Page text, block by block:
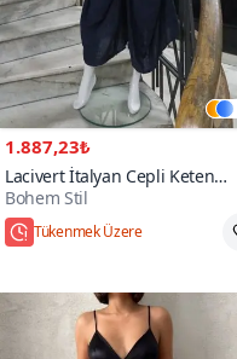
1.887,23₺
Lacivert İtalyan Cepli Keten
Şalvar Pantolon
Bohem Stil
Hızlı Kargo